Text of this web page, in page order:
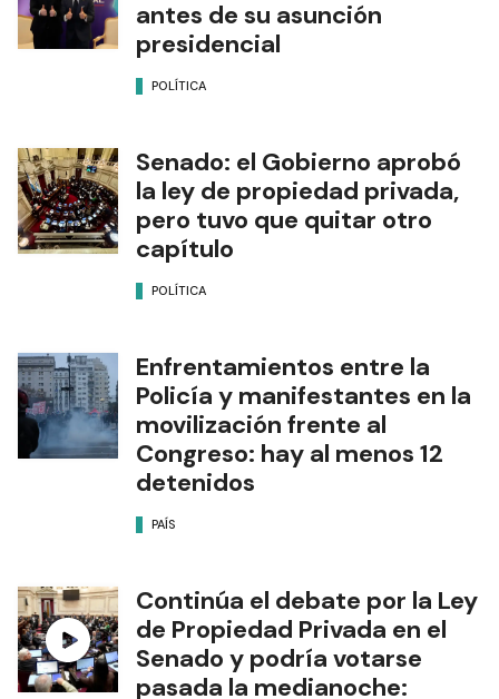
antes de su asunción
presidencial
POLÍTICA
Senado: el Gobierno aprobó
la ley de propiedad privada,
pero tuvo que quitar otro
capítulo
POLÍTICA
Enfrentamientos entre la
Policía y manifestantes en la
movilización frente al
Congreso: hay al menos 12
detenidos
PAÍS
Continúa el debate por la Ley
de Propiedad Privada en el
Senado y podría votarse
pasada la medianoche: